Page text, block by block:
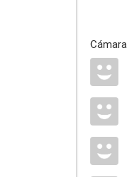
Cámara